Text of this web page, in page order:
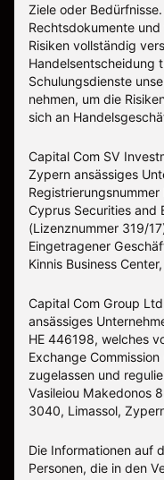
Ziele oder
Rechtsdokumente
Risiken vollständig
Handelsentscheidung
Schulungsdienste
nehmen, um die
sich an
Capital Com SV
Zypern ansässiges
Cyprus Securities and
(Lizenznummer 319/
Eingetragener
Kinnis Business
Capital Com Group
ansässiges
ΗΕ 446198, welches
Exchange
zugelassen und
Vasileiou Makedonos
3040, Limassol,
Die Informationen auf
Personen, die in den